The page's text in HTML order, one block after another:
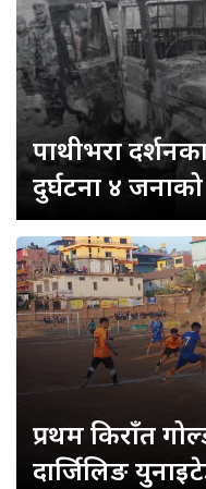
पाथीभरा
दुर्घटना ४
प्रथम किराँत
दार्जिलिङ